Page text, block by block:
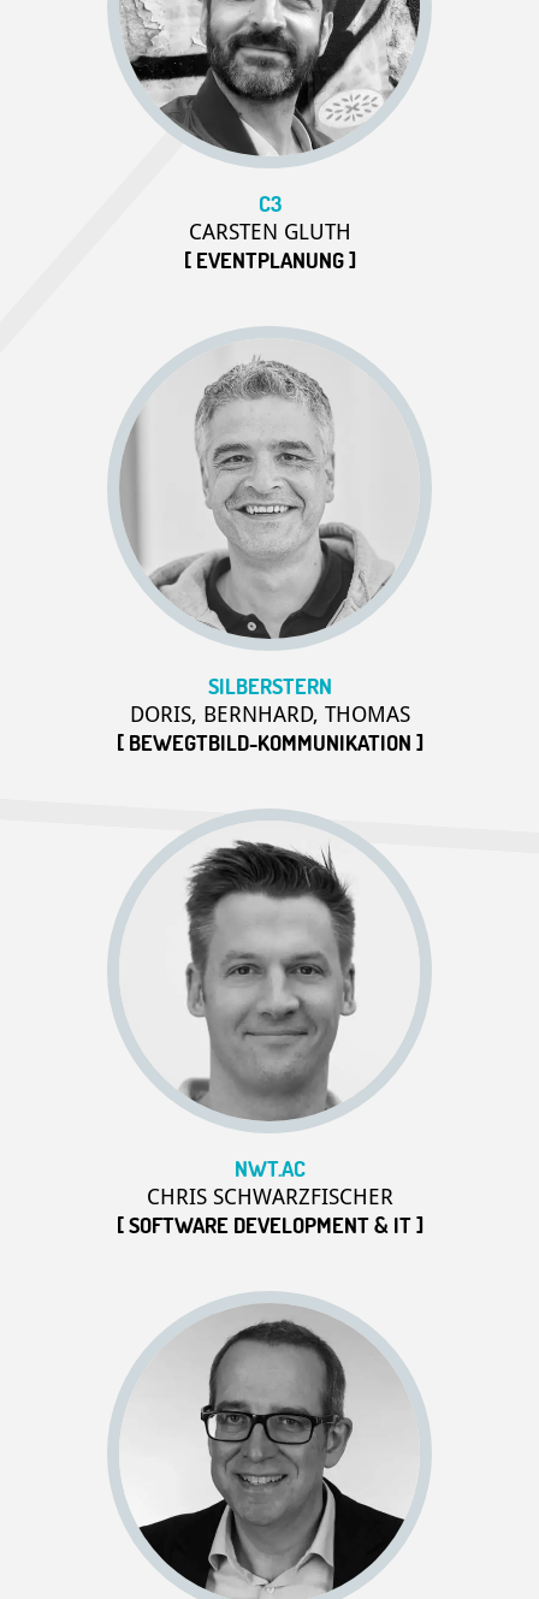
C3
CARSTEN GLUTH
[ EVENTPLANUNG ]
SILBERSTERN
DORIS, BERNHARD, THOMAS
[ BEWEGTBILD-KOMMUNIKATION ]
NWT.AC
CHRIS SCHWARZFISCHER
[ SOFTWARE DEVELOPMENT & IT ]